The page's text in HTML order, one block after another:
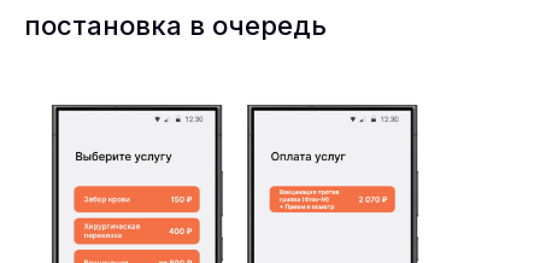
постановка в очередь